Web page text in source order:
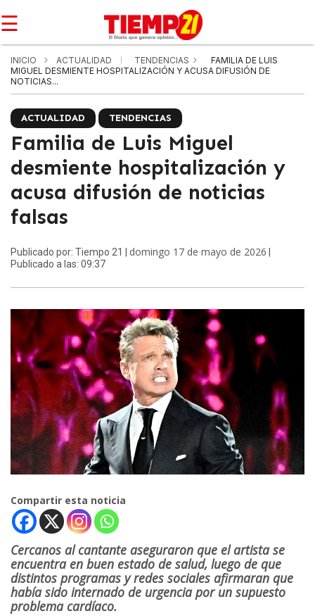
☰
INICIO ACTUALIDAD TENDENCIAS
FAMILIA DE LUIS
MIGUEL DESMIENTE HOSPITALIZACIÓN Y ACUSA DIFUSIÓN DE
NOTICIAS...
ACTUALIDAD TENDENCIAS
Familia de Luis Miguel
desmiente hospitalización y
acusa difusión de noticias
falsas
Publicado por: Tiempo 21 | domingo 17 de mayo de 2026
Publicado a las: 09:37
Compartir esta noticia
Cercanos al cantante aseguraron que el artista se
encuentra en buen estado de salud, luego de que
distintos programas y redes sociales afirmaran que
había sido internado de urgencia por un supuesto
problema cardíaco.